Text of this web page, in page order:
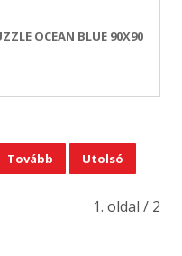
OCEAN BLUE 90X90
Tovább Utolsó
1. oldal / 2